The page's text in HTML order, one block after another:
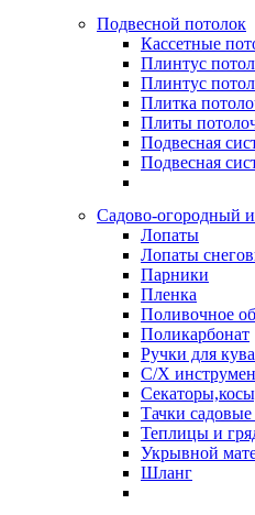
Подвесной потолок
Кассетные
Плинтус
Плинтус
Плитка
Плиты
Подвесная
Подвесная
Садово-огородный
Лопаты
Лопаты
Парники
Пленка
Поливочное
Поликарбонат
Ручки для
С/Х
Тачки
Теплицы и
Укрывной
Шланг